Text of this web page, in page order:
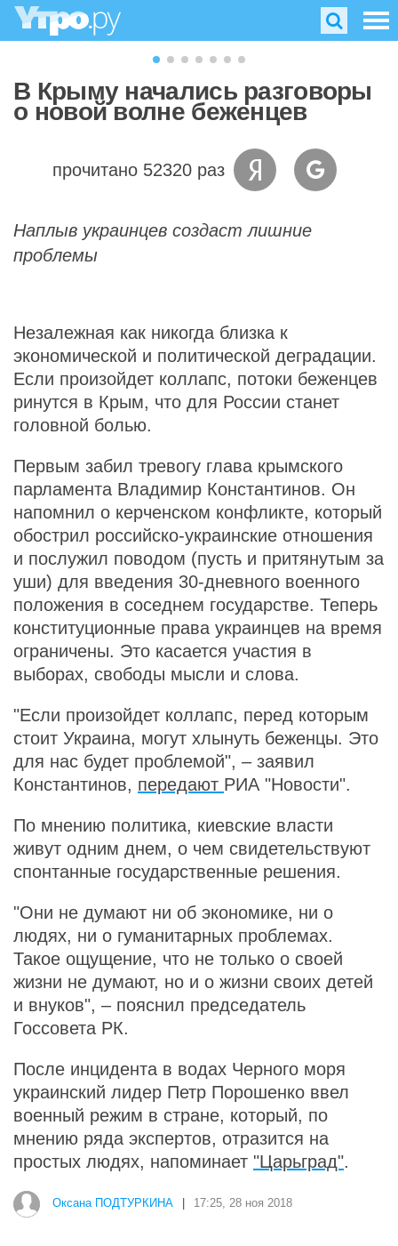
В Крыму начались разговоры
о новой волне беженцев
прочитано 52320 раз
Наплыв украинцев создаст лишние
проблемы
Незалежная как никогда близка к
экономической и политической деградации.
Если произойдет коллапс, потоки беженцев
ринутся в Крым, что для России станет
головной болью.
Первым забил тревогу глава крымского
парламента Владимир Константинов. Он
напомнил о керченском конфликте, который
обострил российско-украинские отношения
и послужил поводом (пусть и притянутым за
уши) для введения 30-дневного военного
положения в соседнем государстве. Теперь
конституционные права украинцев на время
ограничены. Это касается участия в
выборах, свободы мысли и слова.
"Если произойдет коллапс, перед которым
стоит Украина, могут хлынуть беженцы. Это
для нас будет проблемой", – заявил
Константинов, передают РИА "Новости".
По мнению политика, киевские власти
живут одним днем, о чем свидетельствуют
спонтанные государственные решения.
"Они не думают ни об экономике, ни о
людях, ни о гуманитарных проблемах.
Такое ощущение, что не только о своей
жизни не думают, но и о жизни своих детей
и внуков", – пояснил председатель
Госсовета РК.
После инцидента в водах Черного моря
украинский лидер Петр Порошенко ввел
военный режим в стране, который, по
мнению ряда экспертов, отразится на
простых людях, напоминает "Царьград".
Оксана ПОДТУРКИНА 17:25, 28 ноя 2018